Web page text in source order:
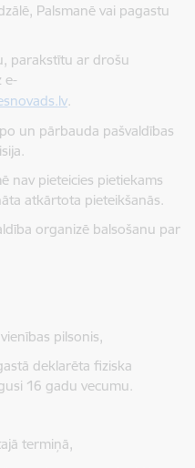
Palsmanē vai pagastu
parakstītu ar drošu
e-
.
un pārbauda pašvaldības
nav pieteicies pietiekams
atkārtota pieteikšanās.
organizē balsošanu par
pilsonis,
deklarēta fiziska
16 gadu vecumu.
termiņā,